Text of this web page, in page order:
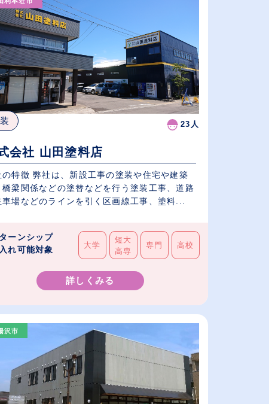
23人
会社 山田塗料店
の特徴 弊社は、新設工事の塗装や住宅や建築
橋梁関係などの塗替などを行う塗装工事、道路
車場などのラインを引く区画線工事、塗料...
ーンシップ
れ可能対象
大学
短大
高専
専門 高校
詳しくみる
沢市